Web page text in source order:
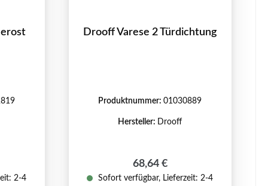
2-4
Drooff Varese 2 Türdichtung
Produktnummer:01030889
Hersteller: Drooff
Regulärer Preis:
68,64 €
Sofort verfügbar, Lieferzeit: 2-4